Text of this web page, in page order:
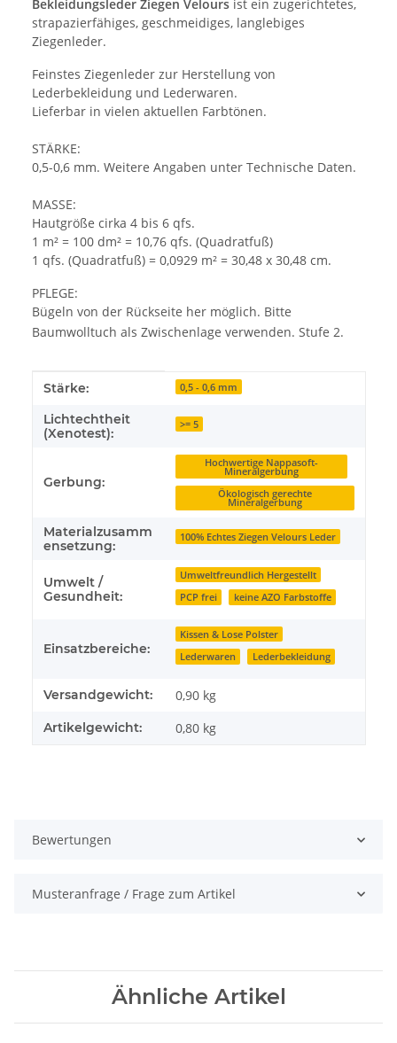
Bekleidungsleder Ziegen Velours ist ein zugerichtetes,
strapazierfähiges, geschmeidiges, langlebiges
Ziegenleder.
Feinstes Ziegenleder zur Herstellung von
Lederbekleidung und Lederwaren.
Lieferbar in vielen aktuellen Farbtönen.
STÄRKE:
0,5-0,6 mm. Weitere Angaben unter Technische Daten.
MASSE:
Hautgröße cirka 4 bis 6 qfs.
1 m² = 100 dm² = 10,76 qfs. (Quadratfuß)
1 qfs. (Quadratfuß) = 0,0929 m² = 30,48 x 30,48 cm.
PFLEGE:
Bügeln von der Rückseite her möglich. Bitte
Baumwolltuch als Zwischenlage verwenden. Stufe 2.
Produkteigenschaft
Wert
Stärke: 0,5 - 0,6 mm
Lichtechtheit
(Xenotest):
>= 5
Gerbung:
Hochwertige Nappasoft-
Mineralgerbung
Ökologisch gerechte
Mineralgerbung
Materialzusamm
ensetzung:
100% Echtes Ziegen Velours Leder
Umwelt /
Gesundheit:
Umweltfreundlich Hergestellt
PCP frei
keine AZO Farbstoffe
Einsatzbereiche:
Kissen & Lose Polster
Lederwaren
Lederbekleidung
Versandgewicht: 0,90 kg
Artikelgewicht: 0,80 kg
Bewertungen
Musteranfrage / Frage zum Artikel
Ähnliche Artikel